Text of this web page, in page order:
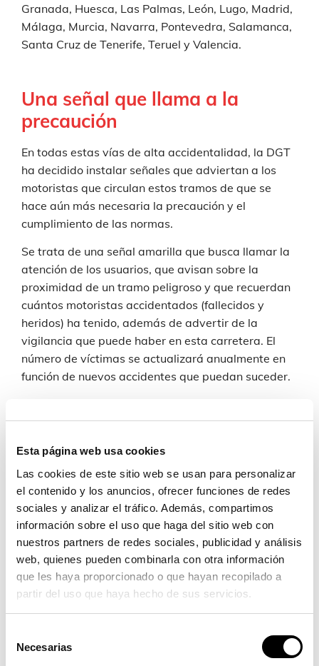
Esta página web usa cookies
Las cookies de este sitio web se usan para personalizar
el contenido y los anuncios, ofrecer funciones de redes
sociales y analizar el tráfico. Además, compartimos
información sobre el uso que haga del sitio web con
nuestros partners de redes sociales, publicidad y análisis
web, quienes pueden combinarla con otra información
que les haya proporcionado o que hayan recopilado a
partir del uso que haya hecho de sus servicios.
Necesarias
Granada, Huesca, Las Palmas, León, Lugo, Madrid,
Málaga, Murcia, Navarra, Pontevedra, Salamanca,
Santa Cruz de Tenerife, Teruel y Valencia.
Una señal que llama a la
precaución
En todas estas vías de alta accidentalidad, la DGT
ha decidido instalar señales que adviertan a los
motoristas que circulan estos tramos de que se
hace aún más necesaria la precaución y el
cumplimiento de las normas.
Se trata de una señal amarilla que busca llamar la
atención de los usuarios, que avisan sobre la
proximidad de un tramo peligroso y que recuerdan
cuántos motoristas accidentados (fallecidos y
heridos) ha tenido, además de advertir de la
vigilancia que puede haber en esta carretera. El
número de víctimas se actualizará anualmente en
función de nuevos accidentes que puedan suceder.